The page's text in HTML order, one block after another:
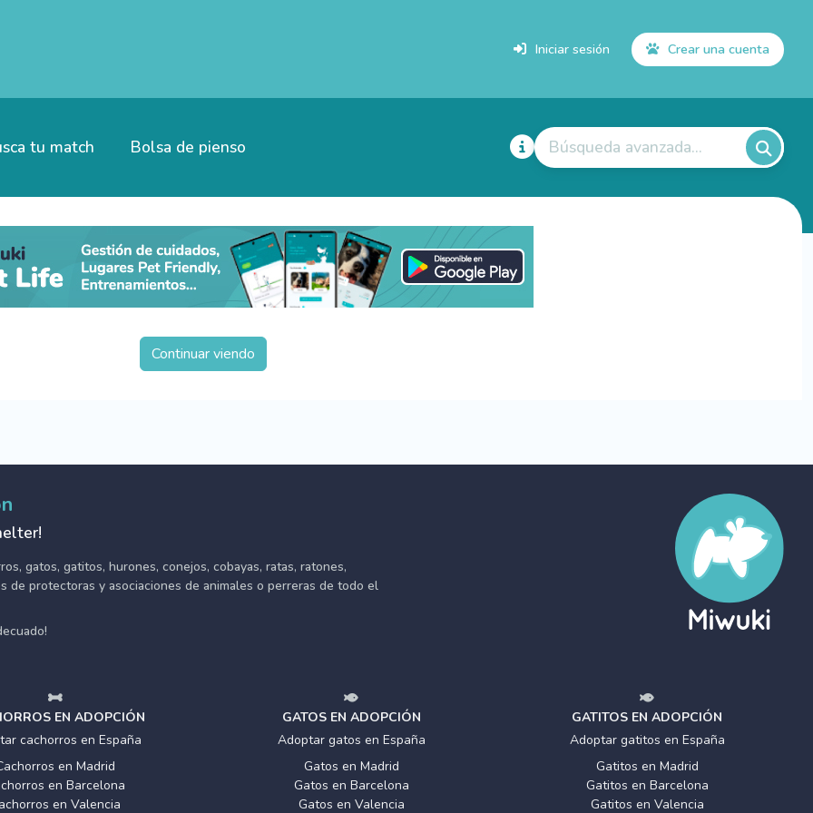
Iniciar sesión Crear una cuenta
tu match Bolsa de pienso Búsqueda avanzada...
Continuar viendo
gatos, gatitos, hurones, conejos, cobayas, ratas, ratones,
de protectoras y asociaciones de animales o perreras de todo el
EN ADOPCIÓN
cachorros en España
en Madrid
en Barcelona
en Valencia
GATOS EN ADOPCIÓN
Adoptar gatos en España
Gatos en Madrid
Gatos en Barcelona
Gatos en Valencia
GATITOS EN ADOPCIÓN
Adoptar gatitos en España
Gatitos en Madrid
Gatitos en Barcelona
Gatitos en Valencia